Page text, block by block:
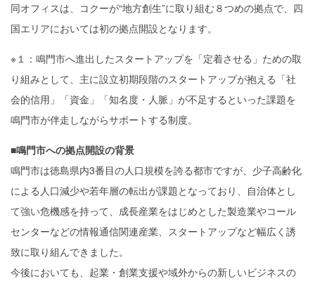
同オフィスは、コクーが“地方創生”に取り組む８つめの拠点で、四
国エリアにおいては初の拠点開設となります。
※１：鳴門市へ進出したスタートアップを「定着させる」ための取
り組みとして、主に設立初期段階のスタートアップが抱える「社
会的信用」「資金」「知名度・人脈」が不足するといった課題を
鳴門市が伴走しながらサポートする制度。
■鳴門市への拠点開設の背景
鳴門市は徳島県内3番目の人口規模を誇る都市ですが、少子高齢化
による人口減少や若年層の転出が課題となっており、自治体とし
て強い危機感を持って、成長産業をはじめとした製造業やコール
センターなどの情報通信関連産業、スタートアップなど幅広く誘
致に取り組んできました。
今後においても、起業・創業支援や域外からの新しいビジネスの